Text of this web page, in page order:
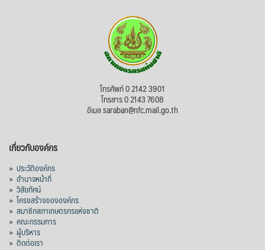
โทรศัพท์ 0 2142 3901
โทรสาร 0 2143 7608
อีเมล saraban@nfc.mail.go.th
เกี่ยวกับองค์กร
» ประวัติองค์กร
» อำนาจหน้าที่
» วิสัยทัศน์
» โครงสร้างขององค์กร
» สมาชิกสภาเกษตรกรแห่งชาติ
» คณะกรรมการ
» ผู้บริหาร
» ติดต่อเรา